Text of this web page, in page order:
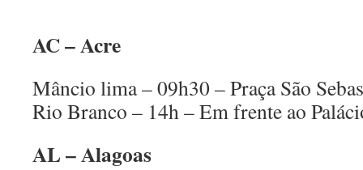
AC – Acre
Mâncio lima – 09h30 – Praça São
Rio Branco – 14h – Em frente ao
AL – Alagoas